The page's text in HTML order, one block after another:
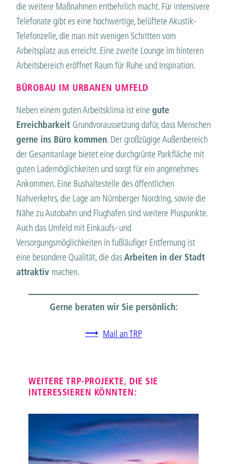
die weitere Maßnahmen entbehrlich macht. Für intensivere
Telefonate gibt es eine hochwertige, belüftete Akustik-
Telefonzelle, die man mit wenigen Schritten vom
Arbeitsplatz aus erreicht. Eine zweite Lounge im hinteren
Arbeitsbereich eröffnet Raum für Ruhe und Inspiration.
BÜROBAU IM URBANEN UMFELD
Neben einem guten Arbeitsklima ist eine gute
Erreichbarkeit Grundvoraussetzung dafür, dass Menschen
gerne ins Büro kommen. Der großzügige Außenbereich
der Gesamtanlage bietet eine durchgrünte Parkfläche mit
guten Lademöglichkeiten und sorgt für ein angenehmes
Ankommen. Eine Bushaltestelle des öffentlichen
Nahverkehrs, die Lage am Nürnberger Nordring, sowie die
Nähe zu Autobahn und Flughafen sind weitere Pluspunkte.
Auch das Umfeld mit Einkaufs- und
Versorgungsmöglichkeiten in fußläufiger Entfernung ist
eine besondere Qualität, die dasArbeiten in der Stadt
attraktiv machen.
Gerne beraten wir Sie persönlich:
Mail an TRP
WEITERE TRP-PROJEKTE, DIE SIE
INTERESSIEREN KÖNNTEN: